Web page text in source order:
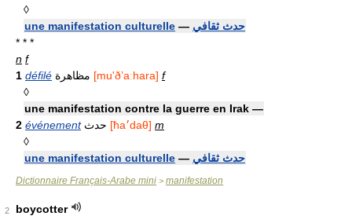
◊
une manifestation culturelle — حدث ثقافي
* * *
n f
1 défilé [mu'ðʼaːhara] f
◊
une manifestation contre la guerre en Irak —
2 événement [ћa׳daθ] m
◊
une manifestation culturelle — حدث ثقافي
Dictionnaire Français-Arabe mini > manifestation
2
boycotter